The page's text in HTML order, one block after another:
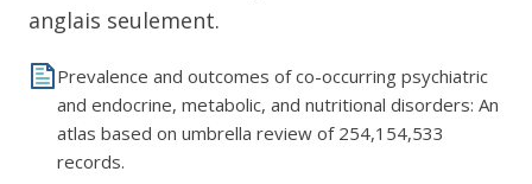
anglais seulement.
Prevalence and outcomes of co-occurring psychiatric
and endocrine, metabolic, and nutritional disorders: An
atlas based on umbrella review of 254,154,533
records.